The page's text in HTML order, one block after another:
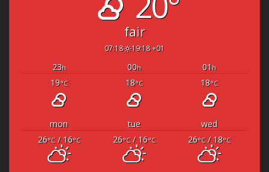
fair
07:18 19:18 +01
23h 00h 01 h
19°C 18°C 18°C
mon tue
wed
26°C/ 16°C 26°C/ 16°C 26°C/ 18°C